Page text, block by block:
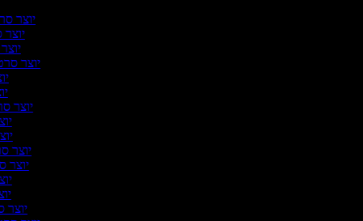
יוצר
יוצר
יוצר
יוצר
יוצר
יוצר
יוצר